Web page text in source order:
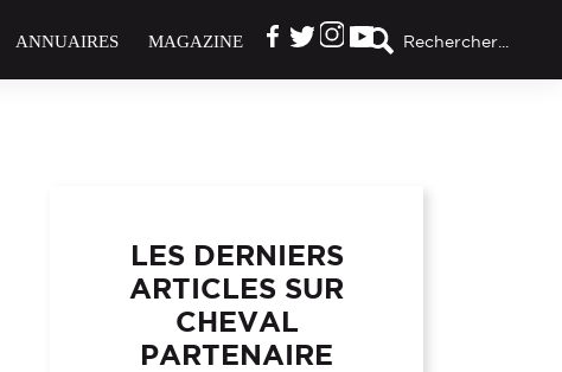
Rechercher...
ANNUAIRES MAGAZINE
LES DERNIERS
ARTICLES SUR
CHEVAL
PARTENAIRE